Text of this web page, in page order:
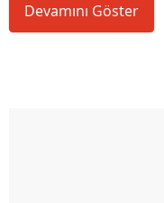
Devamını Göster